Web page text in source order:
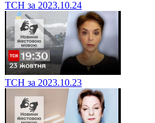
ТСН за 2023.10.24
ТСН за 2023.10.23